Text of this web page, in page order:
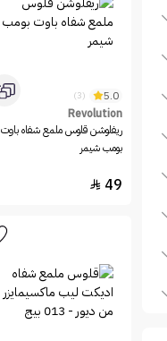
5.0
(3)
Revolution
ريفلوشن قلوس ملمع شفاه باوت
بومب شيمر
49
